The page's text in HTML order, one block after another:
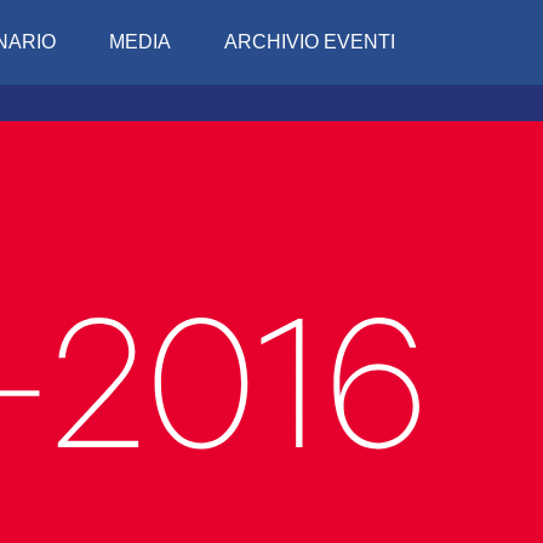
MEDIA ARCHIVIO EVENTI